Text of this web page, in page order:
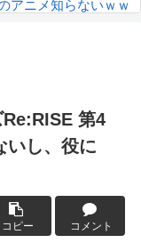
アニメ知らないｗｗ
ｗｗｗｗ
33話の感想
処がいいか問題！
第4
いし、役に
コピー コメント